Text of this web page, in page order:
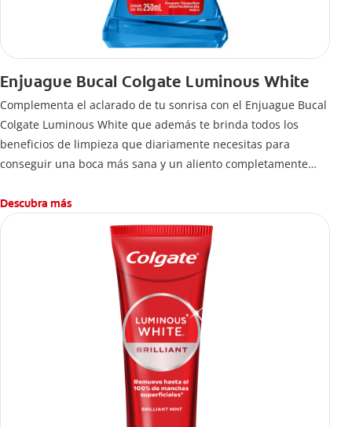
Enjuague Bucal Colgate Luminous White
Complementa el aclarado de tu sonrisa con el Enjuague Bucal
Colgate Luminous White que además te brinda todos los
beneficios de limpieza que diariamente necesitas para
conseguir una boca más sana y un aliento completamente
los dientes y que los cepillos y cremas dentales no pueden
alcanzar.
Descubra más